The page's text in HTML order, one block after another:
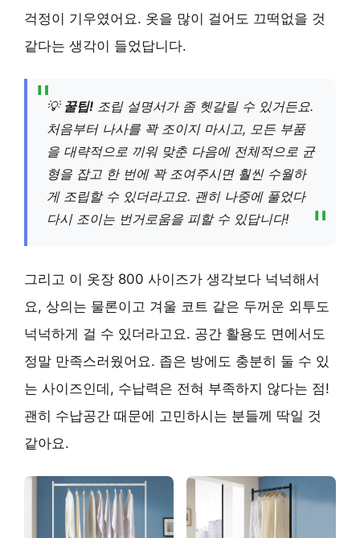
걱정이 기우였어요. 옷을 많이 걸어도 끄떡없을 것
같다는 생각이 들었답니다.
💡 꿀팁! 조립 설명서가 좀 헷갈릴 수 있거든요.
처음부터 나사를 꽉 조이지 마시고, 모든 부품
을 대략적으로 끼워 맞춘 다음에 전체적으로 균
형을 잡고 한 번에 꽉 조여주시면 훨씬 수월하
게 조립할 수 있더라고요. 괜히 나중에 풀었다
다시 조이는 번거로움을 피할 수 있답니다!
그리고 이 옷장 800 사이즈가 생각보다 넉넉해서
요, 상의는 물론이고 겨울 코트 같은 두꺼운 외투도
넉넉하게 걸 수 있더라고요. 공간 활용도 면에서도
정말 만족스러웠어요. 좁은 방에도 충분히 둘 수 있
는 사이즈인데, 수납력은 전혀 부족하지 않다는 점!
괜히 수납공간 때문에 고민하시는 분들께 딱일 것
같아요.